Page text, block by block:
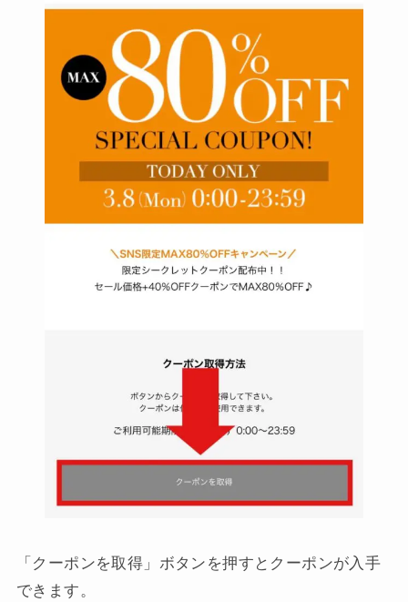
「クーポンを取得」ボタンを押すとクーポンが入手
できます。